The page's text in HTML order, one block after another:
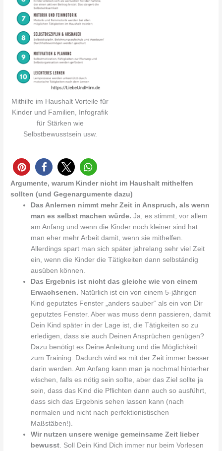
Mithilfe im Haushalt Vorteile für
Kinder und Familien, Infografik
für Stärken wie
Selbstbewusstsein usw.
Argumente, warum Kinder nicht im Haushalt mithelfen
sollten (und Gegenargumente dazu)
Das Anlernen nimmt mehr Zeit in Anspruch, als wenn
man es selbst machen würde. Ja, es stimmt, vor allem
am Anfang und wenn die Kinder noch kleiner sind hat
man eher mehr Arbeit damit, wenn sie mithelfen.
Allerdings spart man sich später jahrelang sehr viel Zeit
ein, wenn die Kinder die Tätigkeiten dann selbständig
ausüben können.
Das Ergebnis ist nicht das gleiche wie von einem
Erwachsenen. Natürlich ist ein von einem 5-jährigen
Kind geputztes Fenster „anders sauber“ als ein von Dir
geputztes Fenster. Aber was muss denn passieren, damit
Dein Kind später in der Lage ist, die Tätigkeiten so zu
erledigen, dass sie auch Deinen Ansprüchen genügen?
Dazu benötigt es Deine Anleitung und die Möglichkeit
zum Training. Dadurch wird es mit der Zeit immer besser
darin werden. Am Anfang kann man ja nochmal hinterher
wischen, falls es nötig sein sollte, aber das Ziel sollte ja
sein, dass das Kind die Pflichten dann auch so ausführt,
dass sich das Ergebnis sehen lassen kann (nach
normalen und nicht nach perfektionistischen
Maßstäben!).
Wir nutzen unsere wenige gemeinsame Zeit lieber
bewusst . Soll Dein Kind Dich immer nur beim Vorlesen